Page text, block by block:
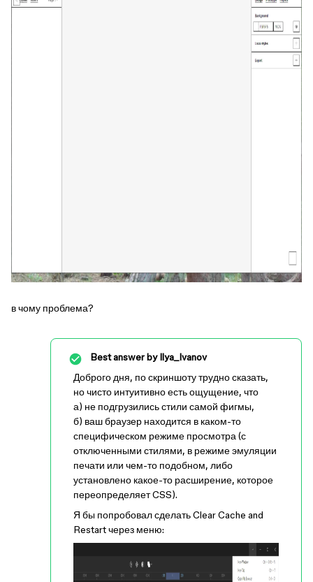
в чому проблема?
Best answer byIlya_Ivanov
Доброго дня, по скриншоту трудно сказать,
но чисто интуитивно есть ощущение, что
а) не подгрузились стили самой фигмы,
б) ваш браузер находится в каком-то
специфическом режиме просмотра (с
отключенными стилями, в режиме эмуляции
печати или чем-то подобном, либо
установлено какое-то расширение, которое
переопределяет CSS).
Я бы попробовал сделать Clear Cache and
Restart через меню: